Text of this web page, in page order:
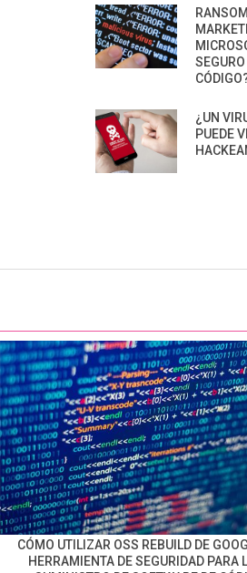
¿UN
PUEDE
CÓMO UTILIZAR OSS REBUILD DE
HERRAMIENTA DE SEGURIDAD PARA